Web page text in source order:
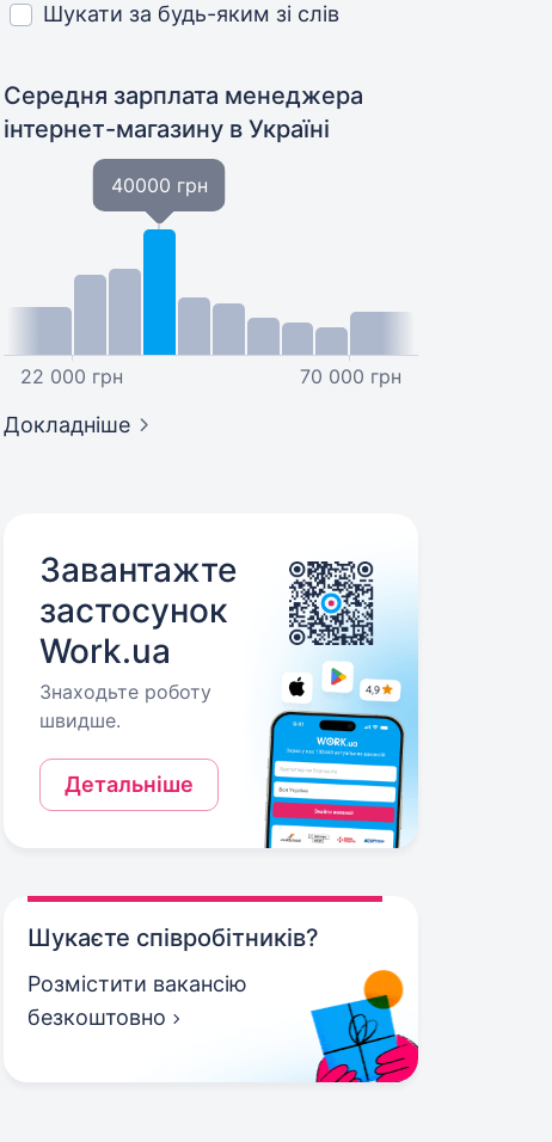
Шукати за будь-яким зі слів
Середня зарплата менеджера
інтернет-магазину в Україні
22 000 грн
40000 грн
70 000 грн
Докладніше
Завантажте
застосунок
Work.ua
Знаходьте роботу
швидше.
Детальніше
Шукаєте співробітників?
Розмістити вакансію
безкоштовно